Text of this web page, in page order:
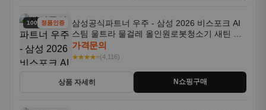
100% 할인
정품인증
삼성공식파트너 우주 - 삼성 2026 비스포크 AI
스팀 울트라 물걸레 올인원로봇청소기 새틴 차
콜 AAH
가격문의
★★★★⭐(4,116)
상품 자세히 N쇼핑구매